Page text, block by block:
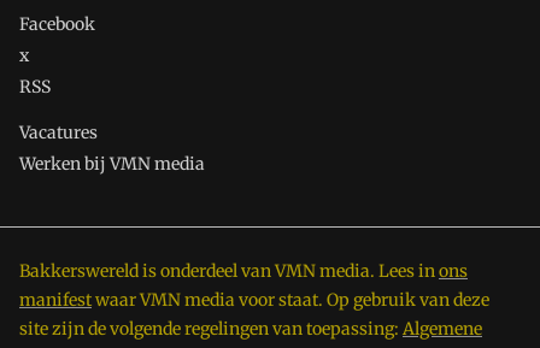
Facebook
x
RSS
Vacatures
Werken bij VMN media
Bakkerswereld is onderdeel van VMN media. Lees inons
manifestwaar VMN media voor staat. Op gebruik van deze
site zijn de volgende regelingen van toepassing: Algemene